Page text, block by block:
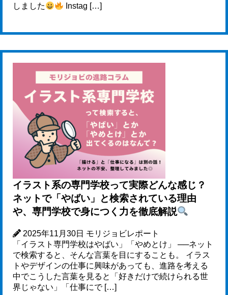
しました
Instag […]
イラスト系の専門学校って実際どんな感じ？
ネットで「やばい」と検索されている理由
や、専門学校で身につく力を徹底解説
2025年11月30日 モリジョビレポート
「イラスト専門学校はやばい」「やめとけ」 ──ネット
で検索すると、そんな言葉を目にすることも。 イラス
トやデザインの仕事に興味があっても、進路を考える
中でこうした言葉を見ると「好きだけで続けられる世
界じゃない」「仕事にで […]